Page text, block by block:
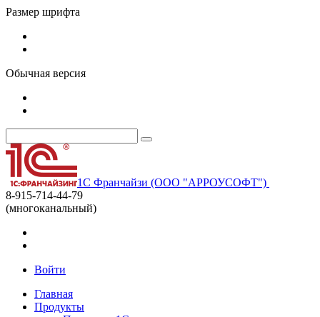
Размер шрифта
Обычная версия
1С Франчайзи (ООО "АРРОУСОФТ")
8-915-714-44-79
(многоканальный)
Войти
Главная
Продукты